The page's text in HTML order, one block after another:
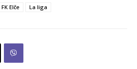
FK Elče La liga